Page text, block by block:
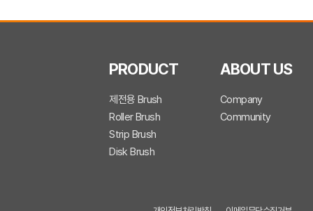
PRODUCT
제전용 Brush
Roller Brush
Strip Brush
Disk Brush
ABOUT US
Company
Community